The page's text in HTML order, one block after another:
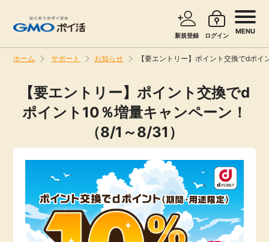
新規登録 ログイン MENU
お知らせ
新着
無料
ホーム サポート お知らせ 【要エントリー】ポイント交換でdポ
サービスで探す ショッピングで探す
旅行・レンタカー
クレジットカード
【要エントリー】ポイント交換でd
ポイント10％増量キャンペーン！
（8/1～8/31）